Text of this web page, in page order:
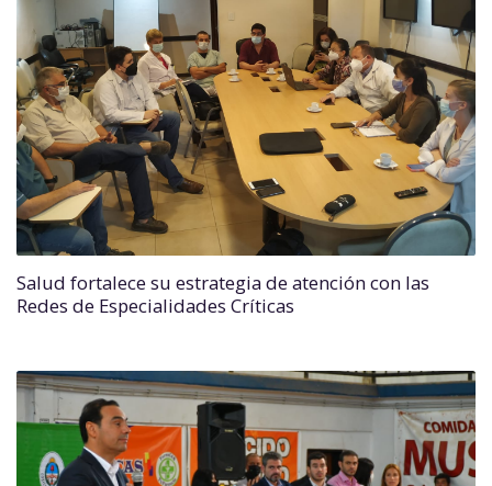
Salud fortalece su estrategia de atención con las
Redes de Especialidades Críticas